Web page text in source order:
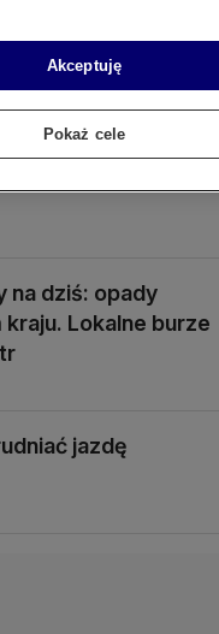
ale w czwartek
na dziś: opady
kraju. Lokalne burze
jazdę
Akceptuję
Pokaż cele